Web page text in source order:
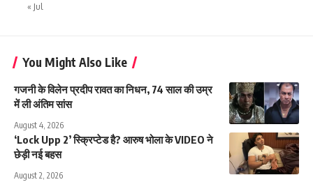
« Jul
You Might Also Like
गजनी के विलेन प्रदीप रावत का निधन, 74 साल की उम्र
में ली अंतिम सांस
August 4, 2026
‘Lock Upp 2’ स्क्रिप्टेड है? आरुष भोला के VIDEO ने
छेड़ी नई बहस
August 2, 2026